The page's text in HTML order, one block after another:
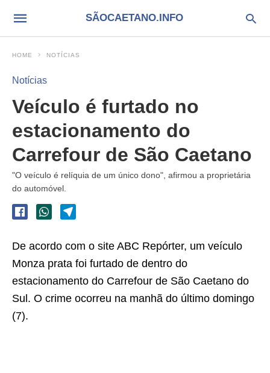
SÃOCAETANO.INFO
HOME NOTÍCIAS
Notícias
Veículo é furtado no
estacionamento do
Carrefour de São Caetano
"O veículo é relíquia de um único dono", afirmou a proprietária
do automóvel.
De acordo com o site ABC Repórter, um veículo
Monza prata foi furtado de dentro do
estacionamento do Carrefour de São Caetano do
Sul. O crime ocorreu na manhã do último domingo
(7).